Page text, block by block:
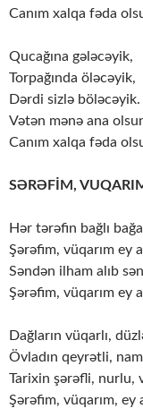
Canım xalqa fəda
Qucağına gələcəyik,
Torpağında öləcəyik,
Dərdi sizlə böləcəyik.
Vətən mənə ana
Canım xalqa fəda
SƏRƏFİM,
Hər tərəfin bağlı
Şərəfim, vüqarım ey
Səndən ilham alıb
Şərəfim, vüqarım ey
Dağların vüqarlı,
Övladın qeyrətli,
Tarixin şərəfli, nurlu,
Şərəfim, vüqarım, ey